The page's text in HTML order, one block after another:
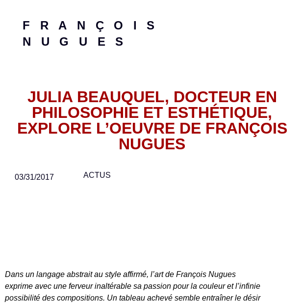
FRANÇOIS
NUGUES
JULIA BEAUQUEL, DOCTEUR EN
PHILOSOPHIE ET ESTHÉTIQUE,
EXPLORE L’OEUVRE DE FRANÇOIS
NUGUES
03/31/2017 ACTUS
Dans un langage abstrait au style affirmé, l’art de François Nugues
exprime avec une ferveur inaltérable sa passion pour la couleur et l’infinie
possibilité des compositions. Un tableau achevé semble entraîner le désir